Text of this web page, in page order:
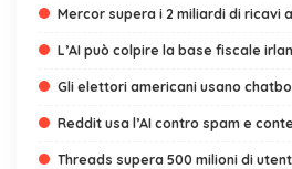
Mercor supera i 2 miliardi di ricavi
L’AI può colpire la base fiscale
Gli elettori americani usano
Reddit usa l’AI contro spam e
Threads supera 500 milioni di